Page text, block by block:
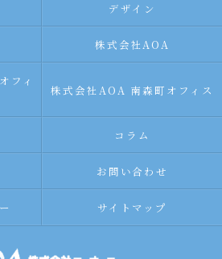
デザイン
株式会社AOA
フィ
株式会社AOA 南森町オフィス
コラム
お問い合わせ
サイトマップ